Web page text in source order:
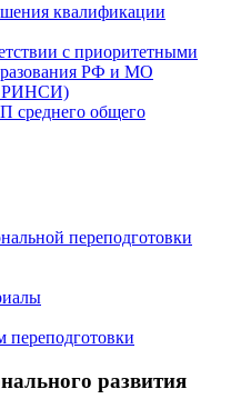
квалификации
с приоритетными
РФ и МО
РИНСИ)
среднего общего
переподготовки
развития